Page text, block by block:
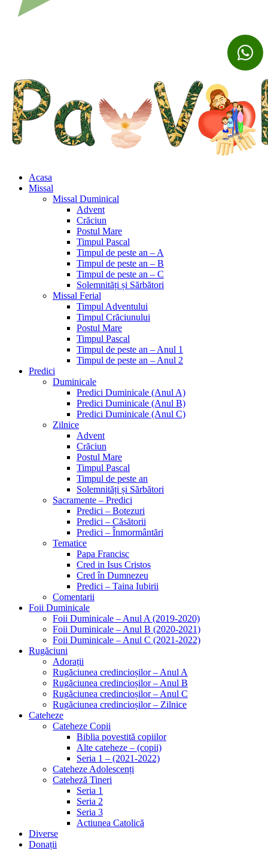
Acasa
Missal
Missal Duminical
Advent
Crăciun
Postul Mare
Timpul Pascal
Timpul de peste an – A
Timpul de peste an – B
Timpul de peste an – C
Solemnități și Sărbători
Missal Ferial
Timpul Adventului
Timpul Crăciunului
Postul Mare
Timpul Pascal
Timpul de peste an – Anul 1
Timpul de peste an – Anul 2
Predici
Duminicale
Predici Duminicale (Anul A)
Predici Duminicale (Anul B)
Predici Duminicale (Anul C)
Zilnice
Advent
Crăciun
Postul Mare
Timpul Pascal
Timpul de peste an
Solemnități și Sărbători
Sacramente – Predici
Predici – Botezuri
Predici – Căsătorii
Predici – Înmormântări
Tematice
Papa Francisc
Cred in Isus Cristos
Cred în Dumnezeu
Predici – Taina Iubirii
Comentarii
Foii Duminicale
Foii Duminicale – Anul A (2019-2020)
Foii Duminicale – Anul B (2020-2021)
Foii Duminicale – Anul C (2021-2022)
Rugăciuni
Adorații
Rugăciunea credincioșilor – Anul A
Rugăciunea credincioșilor – Anul B
Rugăciunea credincioșilor – Anul C
Rugăciunea credincioșilor – Zilnice
Cateheze
Cateheze Copii
Biblia povestită copiilor
Alte cateheze – (copii)
Seria 1 – (2021-2022)
Cateheze Adolescenți
Cateheză Tineri
Seria 1
Seria 2
Seria 3
Actiunea Catolică
Diverse
Donații